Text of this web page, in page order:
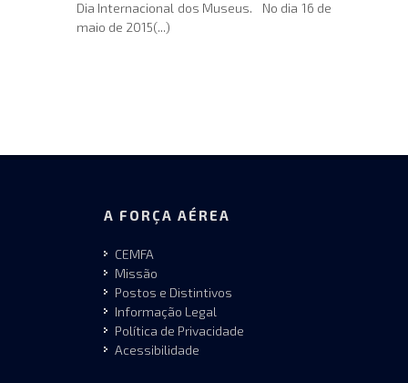
Dia Internacional dos Museus. No dia 16 de
maio de 2015(...)
A FORÇA AÉREA
CEMFA
Missão
Postos e Distintivos
Informação Legal
Política de Privacidade
Acessibilidade